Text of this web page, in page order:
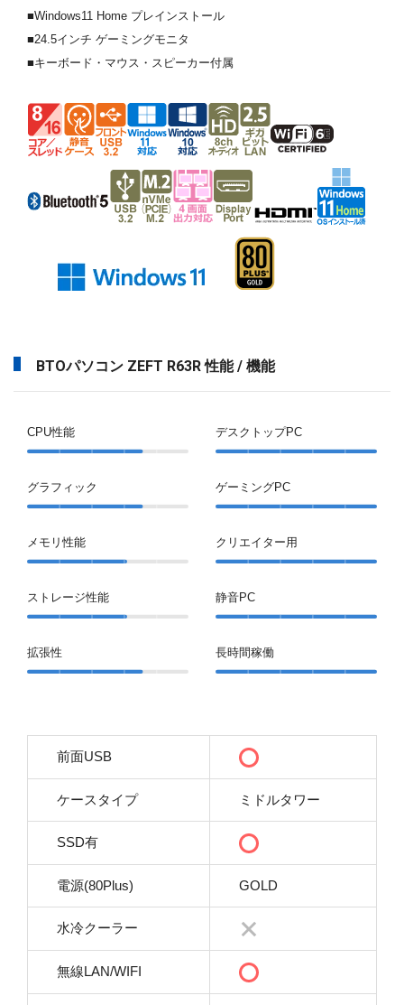
■Windows11 Home プレインストール
■24.5インチ ゲーミングモニタ
■キーボード・マウス・スピーカー付属
BTOパソコン ZEFT R63R 性能 / 機能
CPU性能
グラフィック
メモリ性能
ストレージ性能
拡張性
デスクトップPC
ゲーミングPC
クリエイター用
静音PC
長時間稼働
前面USB
ケースタイプ ミドルタワー
SSD有
電源(80Plus) GOLD
水冷クーラー
無線LAN/WIFI